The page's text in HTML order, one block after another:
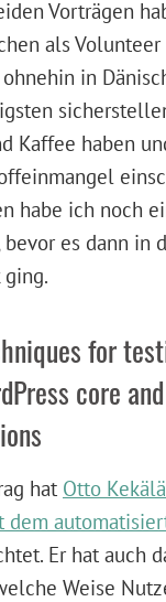
Vorträgen
als
in
Kaffee haben
habe ich noch
es dann in
for
core
hat Otto
dem
Er hat auch
Weise